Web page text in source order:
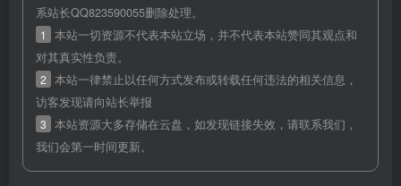
系站长QQ823590055删除处理。
1
本站一切资源不代表本站立场，并不代表本站赞同其观点和
对其真实性负责。
2 本站一律禁止以任何方式发布或转载任何违法的相关信息，
访客发现请向站长举报
3 本站资源大多存储在云盘，如发现链接失效，请联系我们，
我们会第一时间更新。